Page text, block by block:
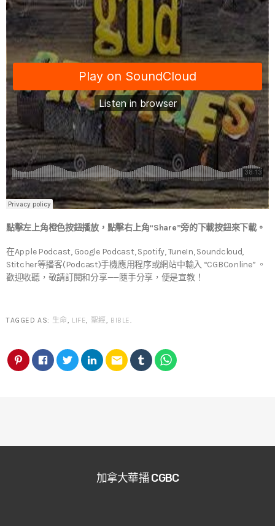
點擊左上角橙色按鈕播放，點擊右上角“Share”旁的下載按鈕來下載。
在Apple Podcast, Google Podcast, Spotify, TuneIn, Soundcloud,
Stitcher等播客(Podcast)手機應用程序或網站中輸入 “CGBConline” 。
歡迎收聽，敬請訂閱和分享——隨手分享，便是宣教！
TAGGED AS: 生命, LIFE, 聖經, BIBLE.
email
加拿大華播 CGBC